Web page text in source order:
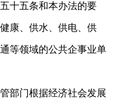
十五条和本办法的要
康、供水、供电、供
等领域的公共企事业单
门根据经济社会发展